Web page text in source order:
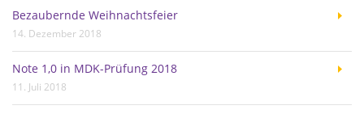
Bezaubernde Weihnachtsfeier
14. Dezember 2018
Note 1,0 in MDK-Prüfung 2018
11. Juli 2018